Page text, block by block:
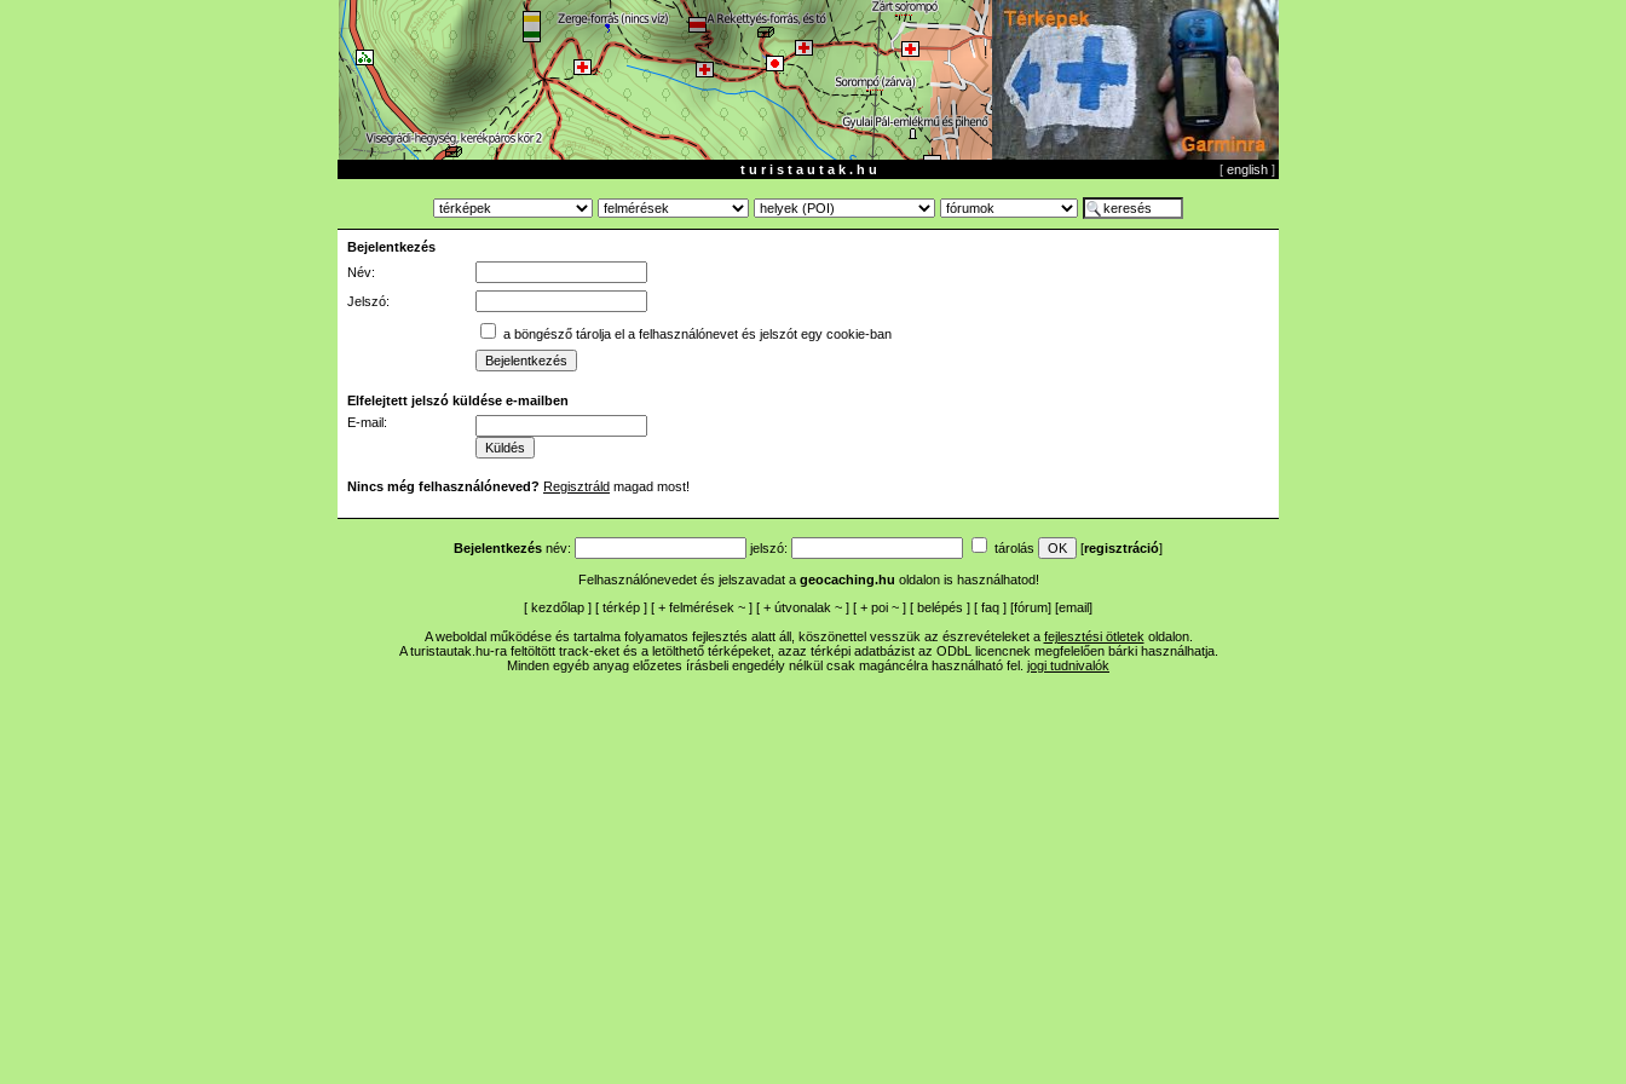
t u r i s t a u t a k . h u [ english ]
Bejelentkezés
Név:
Jelszó:
a böngésző tárolja el a felhasználónevet és jelszót egy cookie-ban
Elfelejtett jelszó küldése e-mailben
E-mail:
Nincs még felhasználóneved? Regisztráld magad most!
Bejelentkezés név: jelszó: tárolás [regisztráció]
Felhasználónevedet és jelszavadat a geocaching.hu oldalon is használhatod!
[ kezdőlap ] [ térkép ] [ + felmérések ~ ] [ + útvonalak ~ ] [ + poi ~ ] [ belépés ] [ faq ] [fórum] [email]
A weboldal működése és tartalma folyamatos fejlesztés alatt áll, köszönettel vesszük az észrevételeket a fejlesztési ötletek oldalon.
A turistautak.hu-ra feltöltött track-eket és a letölthető térképeket, azaz térképi adatbázist az ODbL licencnek megfelelően bárki használhatja.
Minden egyéb anyag előzetes írásbeli engedély nélkül csak magáncélra használható fel. jogi tudnivalók